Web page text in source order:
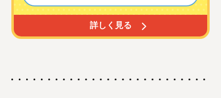
詳しく見る